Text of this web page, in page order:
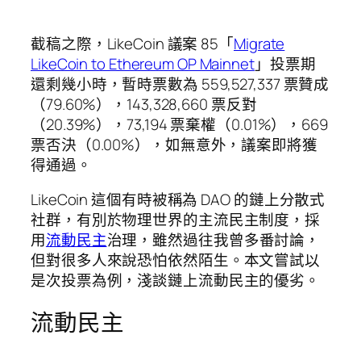
截稿之際，LikeCoin 議案 85「Migrate
LikeCoin to Ethereum OP Mainnet」投票期
還剩幾小時，暫時票數為 559,527,337 票贊成
（79.60%），143,328,660 票反對
（20.39%），73,194 票棄權（0.01%），669
票否決（0.00%），如無意外，議案即將獲
得通過。
LikeCoin 這個有時被稱為 DAO 的鏈上分散式
社群，有別於物理世界的主流民主制度，採
用流動民主治理，雖然過往我曾多番討論，
但對很多人來說恐怕依然陌生。本文嘗試以
是次投票為例，淺談鏈上流動民主的優劣。
流動民主